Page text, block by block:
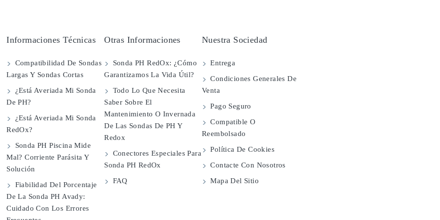
Informaciones Técnicas
Compatibilidad De Sondas
Largas Y Sondas Cortas
¿Está Averiada Mi Sonda
De PH?
¿Está Averiada Mi Sonda
RedOx?
Sonda PH Piscina Mide
Mal? Corriente Parásita Y
Solución
Fiabilidad Del Porcentaje
De La Sonda PH Avady:
Cuidado Con Los Errores
Otras Informaciones
Sonda PH RedOx: ¿Cómo
Garantizamos La Vida Útil?
Todo Lo Que Necesita
Saber Sobre El
Mantenimiento O Invernada
De Las Sondas De PH Y
Redox
Conectores Especiales Para
Sonda PH RedOx
FAQ
Nuestra Sociedad
Entrega
Condiciones Generales De
Venta
Pago Seguro
Compatible O
Reembolsado
Política De Cookies
Contacte Con Nosotros
Mapa Del Sitio